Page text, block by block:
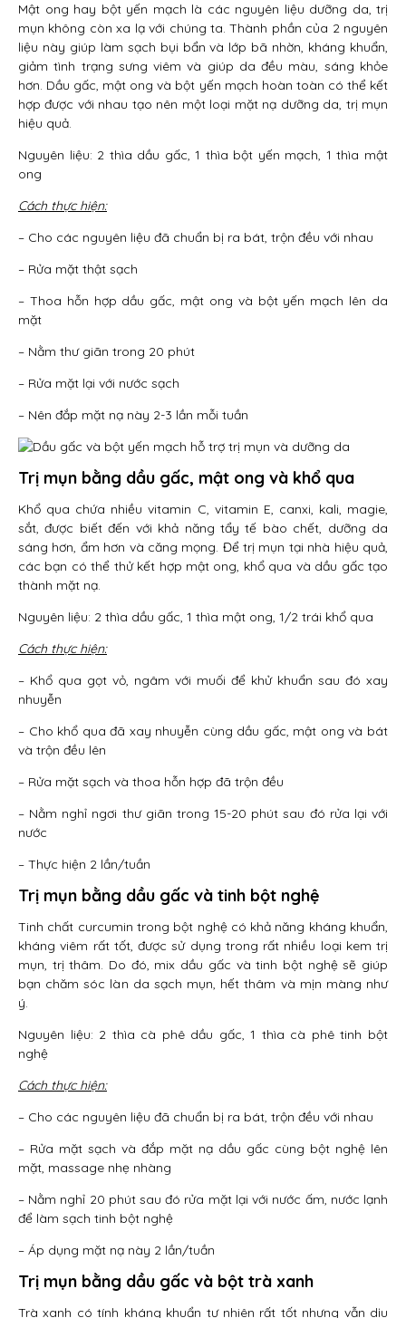
Mật ong hay bột yến mạch là các nguyên liệu dưỡng da, trị
mụn không còn xa lạ với chúng ta. Thành phần của 2 nguyên
liệu này giúp làm sạch bụi bẩn và lớp bã nhờn, kháng khuẩn,
giảm tình trạng sưng viêm và giúp da đều màu, sáng khỏe
hơn. Dầu gấc, mật ong và bột yến mạch hoàn toàn có thể kết
hợp được với nhau tạo nên một loại mặt nạ dưỡng da, trị mụn
hiệu quả.
Nguyên liệu: 2 thìa dầu gấc, 1 thìa bột yến mạch, 1 thìa mật
ong
Cách thực hiện:
– Cho các nguyên liệu đã chuẩn bị ra bát, trộn đều với nhau
– Rửa mặt thật sạch
– Thoa hỗn hợp dầu gấc, mật ong và bột yến mạch lên da
mặt
– Nằm thư giãn trong 20 phút
– Rửa mặt lại với nước sạch
– Nên đắp mặt nạ này 2-3 lần mỗi tuần
Trị mụn bằng dầu gấc, mật ong và khổ qua
Khổ qua chứa nhiều vitamin C, vitamin E, canxi, kali, magie,
sắt, được biết đến với khả năng tẩy tế bào chết, dưỡng da
sáng hơn, ẩm hơn và căng mọng. Để trị mụn tại nhà hiệu quả,
các bạn có thể thử kết hợp mật ong, khổ qua và dầu gấc tạo
thành mặt nạ.
Nguyên liệu: 2 thìa dầu gấc, 1 thìa mật ong, 1/2 trái khổ qua
Cách thực hiện:
– Khổ qua gọt vỏ, ngâm với muối để khử khuẩn sau đó xay
nhuyễn
– Cho khổ qua đã xay nhuyễn cùng dầu gấc, mật ong và bát
và trộn đều lên
– Rửa mặt sạch và thoa hỗn hợp đã trộn đều
– Nằm nghỉ ngơi thư giãn trong 15-20 phút sau đó rửa lại với
nước
– Thực hiện 2 lần/tuần
Trị mụn bằng dầu gấc và tinh bột nghệ
Tinh chất curcumin trong bột nghệ có khả năng kháng khuẩn,
kháng viêm rất tốt, được sử dụng trong rất nhiều loại kem trị
mụn, trị thâm. Do đó, mix dầu gấc và tinh bột nghệ sẽ giúp
bạn chăm sóc làn da sạch mụn, hết thâm và mịn màng như
ý.
Nguyên liệu: 2 thìa cà phê dầu gấc, 1 thìa cà phê tinh bột
nghệ
Cách thực hiện:
– Cho các nguyên liệu đã chuẩn bị ra bát, trộn đều với nhau
– Rửa mặt sạch và đắp mặt nạ dầu gấc cùng bột nghệ lên
mặt, massage nhẹ nhàng
– Nằm nghỉ 20 phút sau đó rửa mặt lại với nước ấm, nước lạnh
để làm sạch tinh bột nghệ
– Áp dụng mặt nạ này 2 lần/tuần
Trị mụn bằng dầu gấc và bột trà xanh
Trà xanh có tính kháng khuẩn tự nhiên rất tốt nhưng vẫn dịu